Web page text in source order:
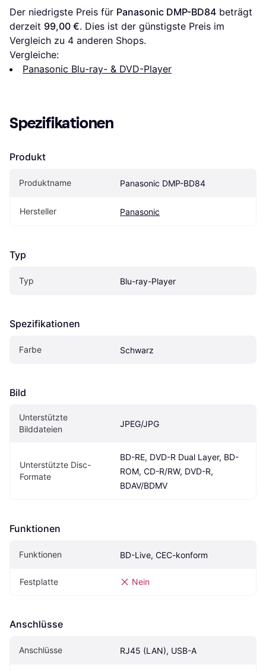
Der niedrigste Preis für Panasonic DMP-BD84 beträgt
derzeit 99,00 €. Dies ist der günstigste Preis im
Vergleich zu 4 anderen Shops.
Vergleiche:
Panasonic Blu-ray- & DVD-Player
Spezifikationen
Produkt
Produktname Panasonic DMP-BD84
Hersteller Panasonic
Typ
Typ Blu-ray-Player
Spezifikationen
Farbe Schwarz
Bild
Unterstützte
Bilddateien
JPEG/JPG
Unterstützte Disc-
Formate
BD-RE, DVD-R Dual Layer, BD-
ROM, CD-R/RW, DVD-R,
BDAV/BDMV
Funktionen
Funktionen BD-Live, CEC-konform
Festplatte Nein
Anschlüsse
Anschlüsse RJ45 (LAN), USB-A